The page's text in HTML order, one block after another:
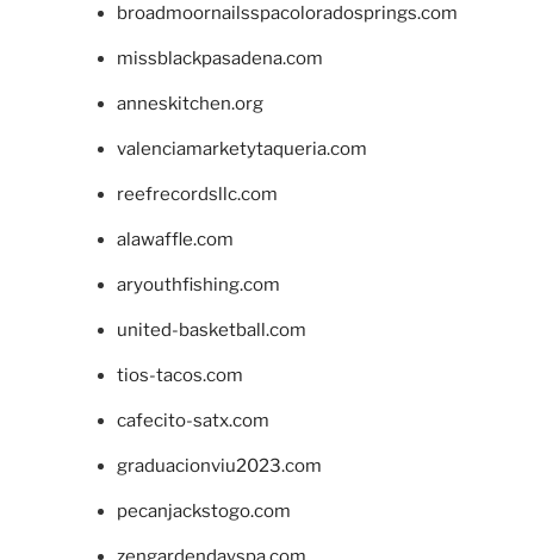
broadmoornailsspacoloradosprings.com
missblackpasadena.com
anneskitchen.org
valenciamarketytaqueria.com
reefrecordsllc.com
alawaffle.com
aryouthfishing.com
united-basketball.com
tios-tacos.com
cafecito-satx.com
graduacionviu2023.com
pecanjackstogo.com